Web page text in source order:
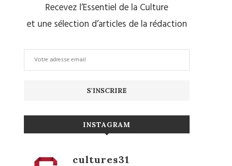
Recevez l’Essentiel de la Culture
et une sélection d’articles de la rédaction
INSTAGRAM
cultures31